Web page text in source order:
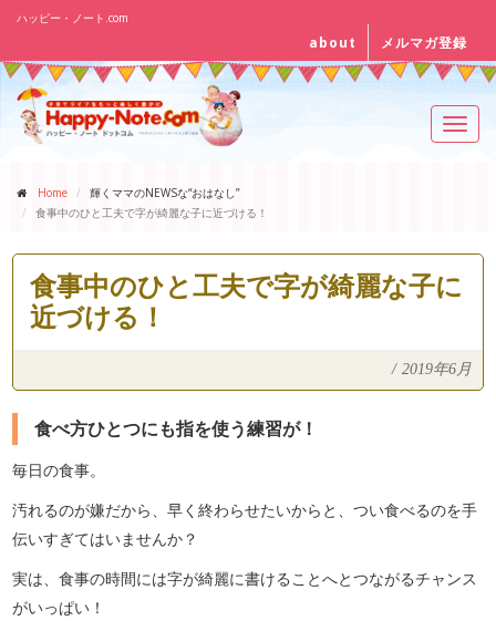
ハッピー・ノート.com
about メルマガ登録
Home
輝くママのNEWSな“おはなし”
食事中のひと工夫で字が綺麗な子に近づける！
食事中のひと工夫で字が綺麗な子に
近づける！
/ 2019年6月
食べ方ひとつにも指を使う練習が！
毎日の食事。
汚れるのが嫌だから、早く終わらせたいからと、つい食べるのを手
伝いすぎてはいませんか？
実は、食事の時間には字が綺麗に書けることへとつながるチャンス
がいっぱい！